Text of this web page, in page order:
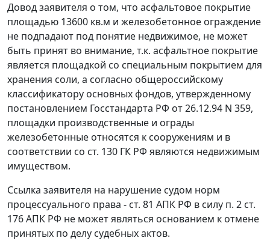
Довод заявителя о том, что асфальтовое покрытие
площадью 13600 кв.м и железобетонное ограждение
не подпадают под понятие недвижимое, не может
быть принят во внимание, т.к. асфальтное покрытие
является площадкой со специальным покрытием для
хранения соли, а согласно общероссийскому
классификатору основных фондов, утвержденному
постановлением Госстандарта РФ от 26.12.94 N 359,
площадки производственные и ограды
железобетонные относятся к сооружениям и в
соответствии со ст. 130 ГК РФ являются недвижимым
имуществом.
Ссылка заявителя на нарушение судом норм
процессуального права - ст. 81 АПК РФ в силу п. 2 ст.
176АПК РФ не может являться основанием к отмене
принятых по делу судебных актов.